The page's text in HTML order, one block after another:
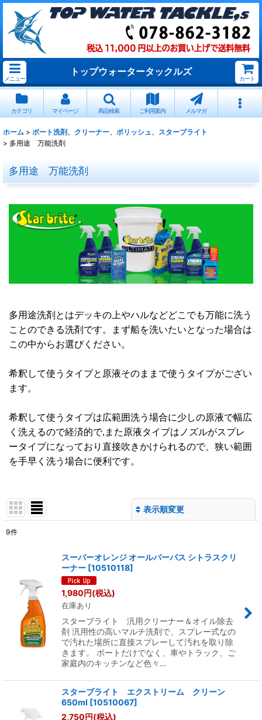
メニュー
トップウォータータックルズ
カート
カテゴリ マイページ 商品検索 ご利用案内 メルマガ
ホーム > ボート洗剤、クリーナー、ポリッシュ、スターブライト
> 多用途 万能洗剤
多用途 万能洗剤
多用途洗剤とはデッキの上やハルなどどこでも万能に洗う
ことのできる洗剤です。まず船を洗いたいとなった場合は
この中からお選びください。
希釈して使うタイプと原液そのままで使うタイプがござい
ます。
希釈して使うタイプは広範囲洗う場合に少しの原液で幅広
く洗えるので経済的で,また原液タイプはノズルがスプレ
ータイプになっており直接吹きかけられるので、狭い範囲
を手早く洗う場合に便利です。
表示順変更
9件
スーパーオレンジ オールパーパス シトラスクリ
ーナー [10510118]
1,980円(税込)
在庫あり
スターブライト 汎用クリーナー＆オイル除去
剤 汎用性の高いマルチ洗剤で、スプレー式なの
で汚れた場所に直接スプレーして汚れを取り除
きます。 ボートだけでなく、車やトラック、ご
家庭内のキッチンなど色々…
スターブライト エクストリーム クリーン
650ml [10510067]
2,750円(税込)